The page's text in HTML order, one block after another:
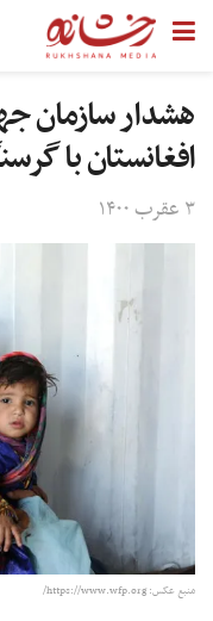
هشدار سازمان
افغانستان با
۳ عقرب ۱۴۰۰
منبع عکس:‌ https://www.wfp.org/